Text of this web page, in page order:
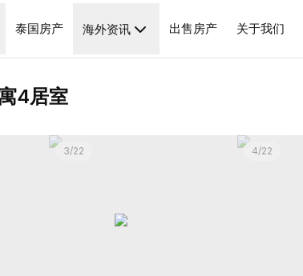
泰国房产 海外资讯 出售房产 关于我们
4居室
3/22 4/22
房源介绍 基本信息 周边配套 投资分析